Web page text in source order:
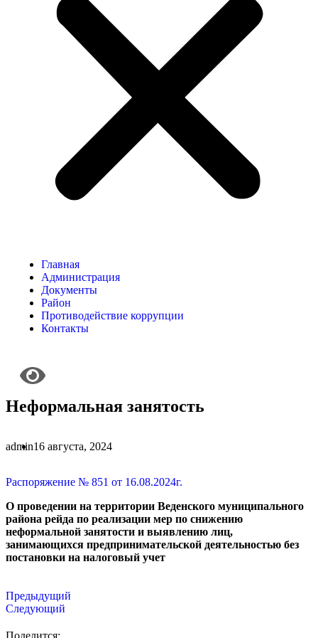
Главная
Администрация
Документы
Район
Противодействие коррупции
Контакты
Неформальная занятость
admin16 августа, 2024
Распоряжение № 851 от 16.08.2024г.
О проведении на территории Веденского муниципального
района рейда по реализации мер по снижению
неформальной занятости и выявлению лиц,
занимающихся предпринимательской деятельностью без
постановки на налоговый учет
Предыдущий
Следующий
Поделится: